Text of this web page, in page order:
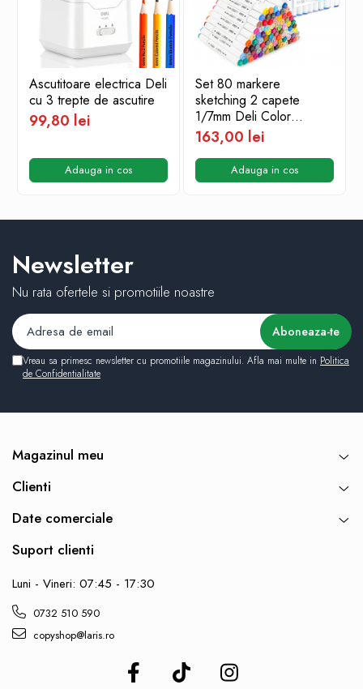
Ascutitoare electrica Deli
cu 3 trepte de ascutire
99,80 lei
Adauga in cos
Set 80 markere
sketching 2 capete
1/7mm Deli Color
Emotion
163,00 lei
Adauga in cos
Newsletter
Nu rata ofertele si promotiile noastre
Vreau sa primesc newsletter cu promotiile magazinului. Afla mai multe in Politica
de Confidentialitate
Magazinul meu
Clienti
Date comerciale
Suport clienti
Luni - Vineri: 07:45 - 17:30
0732 510 590
copyshop@laris.ro